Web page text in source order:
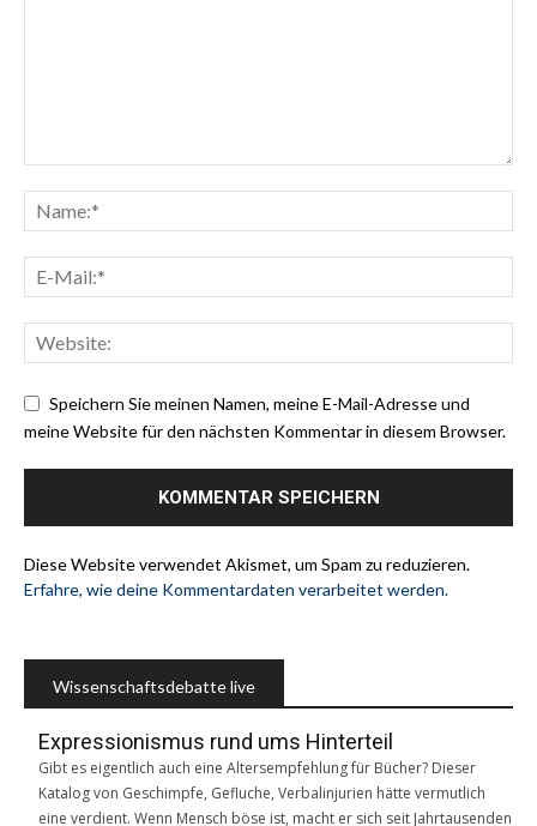
Speichern Sie meinen Namen, meine E-Mail-Adresse und
meine Website für den nächsten Kommentar in diesem Browser.
Diese Website verwendet Akismet, um Spam zu reduzieren.
Erfahre, wie deine Kommentardaten verarbeitet werden.
Wissenschaftsdebatte live
Expressionismus rund ums Hinterteil
Gibt es eigentlich auch eine Altersempfehlung für Bücher? Dieser
Katalog von Geschimpfe, Gefluche, Verbalinjurien hätte vermutlich
eine verdient. Wenn Mensch böse ist, macht er sich seit Jahrtausenden